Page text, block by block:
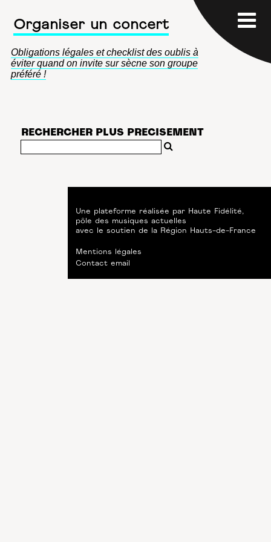
Organiser un concert
Obligations légales et checklist des oublis à
éviter quand on invite sur sècne son groupe
préféré !
RECHERCHER PLUS PRECISEMENT
Une plateforme réalisée par Haute Fidélité,
pôle des musiques actuelles
avec le soutien de
la Région Hauts-de-France
Mentions légales
Contact email